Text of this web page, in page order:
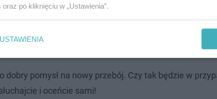
na przebój wakacji 2022
pomysł na nowy przebój. Czy tak będzie w
i oceńcie sami!
oraz po kliknięciu w „Ustawienia”.
USTAWIENIA